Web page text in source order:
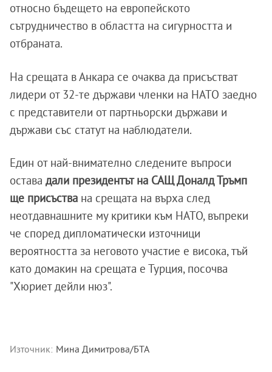
относно бъдещето на европейското
сътрудничество в областта на сигурността и
отбраната.
На срещата в Анкара се очаква да присъстват
лидери от 32-те държави членки на НАТО заедно
с представители от партньорски държави и
държави със статут на наблюдатели.
Един от най-внимателно следените въпроси
остава дали президентът на САЩ Доналд Тръмп
ще присъства на срещата на върха след
неотдавнашните му критики към НАТО, въпреки
че според дипломатически източници
вероятността за неговото участие е висока, тъй
като домакин на срещата е Турция, посочва
"Хюриет дейли нюз".
Източник: Мина Димитрова/БТА